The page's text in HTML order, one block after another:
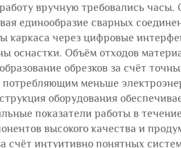
вручную требовались часы.
единообразие сварных
каркаса через цифровые
оснастки. Объём отходов
обрезков за счёт
меньше
оборудования
показатели работы в
высокого качества и
интуитивно понятных